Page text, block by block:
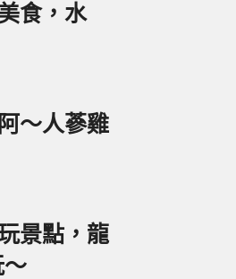
食，水
～人蔘雞
景點，龍